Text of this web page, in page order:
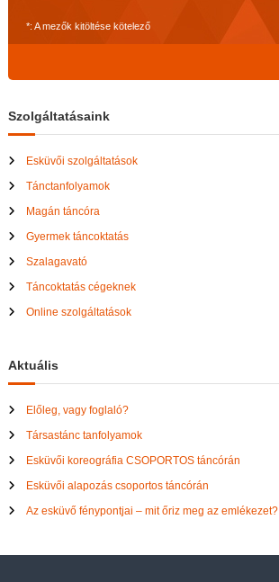
*: A mezők kitöltése kötelező
Szolgáltatásaink
Esküvői szolgáltatások
Tánctanfolyamok
Magán táncóra
Gyermek táncoktatás
Szalagavató
Táncoktatás cégeknek
Online szolgáltatások
Aktuális
Előleg, vagy foglaló?
Társastánc tanfolyamok
Esküvői koreográfia CSOPORTOS táncórán
Esküvői alapozás csoportos táncórán
Az esküvő fénypontjai – mit őriz meg az emlékezet?